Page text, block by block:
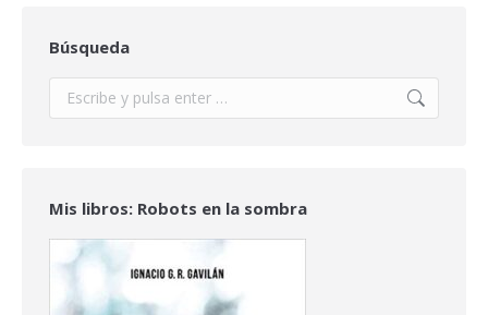
Búsqueda
Buscar:
Mis libros: Robots en la sombra